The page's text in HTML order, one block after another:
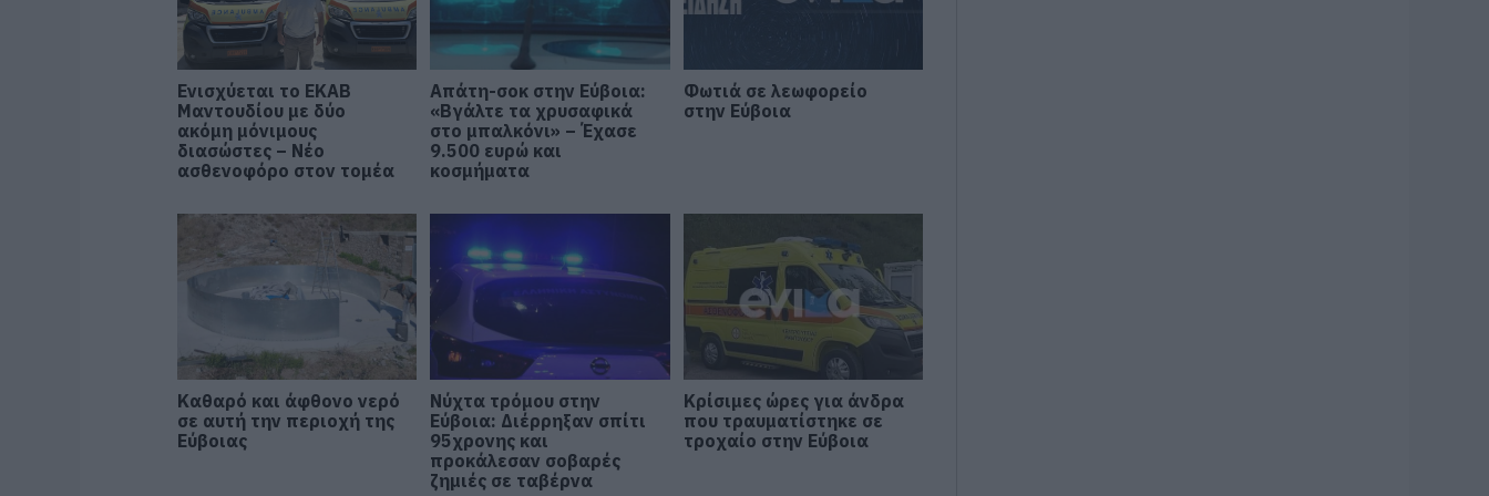
Ενισχύεται το ΕΚΑΒ
Μαντουδίου με δύο
ακόμη μόνιμους
διασώστες – Νέο
ασθενοφόρο στον τομέα
Απάτη-σοκ στην Εύβοια:
«Βγάλτε τα χρυσαφικά
στο μπαλκόνι» – Έχασε
9.500 ευρώ και
κοσμήματα
Φωτιά σε λεωφορείο
στην Εύβοια
Καθαρό και άφθονο νερό
σε αυτή την περιοχή της
Εύβοιας
Νύχτα τρόμου στην
Εύβοια: Διέρρηξαν σπίτι
95χρονης και
προκάλεσαν σοβαρές
ζημιές σε ταβέρνα
Κρίσιμες ώρες για άνδρα
που τραυματίστηκε σε
τροχαίο στην Εύβοια